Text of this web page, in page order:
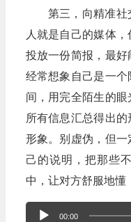
第三，向精准社
人就是自己的媒体
投放一份简报，最
经常想象自己是一
间，用完全陌生的
所有信息汇总得出
形象。别虚伪，但
己的说明，把那些
中，让对方舒服地懂
00:00